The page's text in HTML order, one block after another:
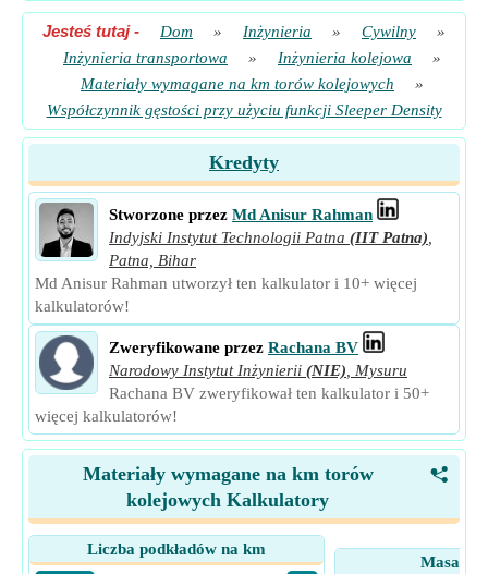
Jesteś tutaj- Dom » Inżynieria » Cywilny
»
Inżynieria transportowa
» Inżynieria kolejowa
»
Materiały wymagane na km torów kolejowych
»
Współczynnik gęstości przy użyciu funkcji Sleeper Density
Kredyty
Stworzone przez Md Anisur Rahman
Indyjski Instytut Technologii Patna (IIT Patna)
Patna, Bihar
Md Anisur Rahman utworzył ten kalkulator i 10+ więcej
kalkulatorów!
Zweryfikowane przez Rachana BV
Narodowy Instytut Inżynierii (NIE)
Mysuru
Rachana BV zweryfikował ten kalkulator i 50+
więcej kalkulatorów!
<
Materiały wymagane na km torów
kolejowych Kalkulatory
Liczba podkładów na km
Masa